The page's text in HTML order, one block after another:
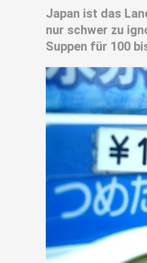
Japan ist das
nur schwer zu
Suppen für 100